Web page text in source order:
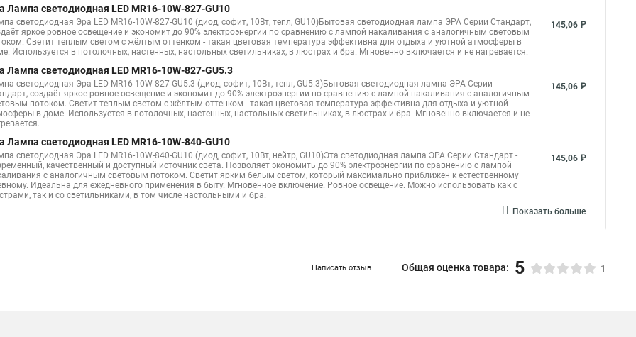
в натяжной потолок видео Точечных светильников ванной Точечные светильники на потолки фото
галогеновы Точечные светильники встроенные потолочные светильники в Точечные светильники монтаж
Светильник точечный 50 мм Светодиодные точечные светильники 12 в
в натяжном потолке в интерьере Точечные светильники в зал на натяжной потолок Светильники в потолок точечные
точечные светильники Замена точечные светильники Точечных светильников на потолке фото
светильники белые Как снять точечный светильник в натяжной потолок
точечные в ванную Точечные светильники в потолке видео Точечные светильники в ванную светодиодные
накладной белый Точечные светодиодные светильники для потолка Светильник точечный в ванну купить
Светильники точечные с датчиком движения
Лампа светодиодная LED MR16-10W-827-GU10
светодиодная Эра LED MR16-10W-827-GU10 (диод, софит, 10Вт, тепл, GU10)Бытовая светодиодная лампа ЭРА Серии Стандарт,
яркое ровное освещение и экономит до 90% электроэнергии по сравнению с лампой накаливания с аналогичным световым
Светит теплым светом с жёлтым оттенком - такая цветовая температура эффективна для отдыха и уютной атмосферы в
Используется в потолочных, настенных, настольных светильниках, в люстрах и бра. Мгновенно включается и не нагревается.
145,06 ₽
Лампа светодиодная LED MR16-10W-827-GU5.3
светодиодная Эра LED MR16-10W-827-GU5.3 (диод, софит, 10Вт, тепл, GU5.3)Бытовая светодиодная лампа ЭРА Серии
создаёт яркое ровное освещение и экономит до 90% электроэнергии по сравнению с лампой накаливания с аналогичным
потоком. Светит теплым светом с жёлтым оттенком - такая цветовая температура эффективна для отдыха и уютной
в доме. Используется в потолочных, настенных, настольных светильниках, в люстрах и бра. Мгновенно включается и не
145,06 ₽
Лампа светодиодная LED MR16-10W-840-GU10
светодиодная Эра LED MR16-10W-840-GU10 (диод, софит, 10Вт, нейтр, GU10)Эта светодиодная лампа ЭРА Серии Стандарт -
качественный и доступный источник света. Позволяет экономить до 90% электроэнергии по сравнению с лампой
с аналогичным световым потоком. Светит ярким белым светом, который максимально приближен к естественному
Идеальна для ежедневного применения в быту. Мгновенное включение. Ровное освещение. Можно использовать как с
так и со светильниками, в том числе настольными и бра.
145,06 ₽
Показать больше
Написать отзыв Общая оценка товара: 5 1